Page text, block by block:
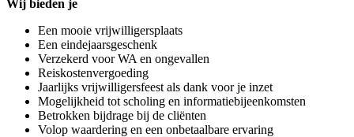
Wij bieden je
Een mooie vrijwilligersplaats
Een eindejaarsgeschenk
Verzekerd voor WA en ongevallen
Reiskostenvergoeding
Jaarlijks vrijwilligersfeest als dank voor je inzet
Mogelijkheid tot scholing en informatiebijeenkomsten
Betrokken bijdrage bij de cliënten
Volop waardering en een onbetaalbare ervaring